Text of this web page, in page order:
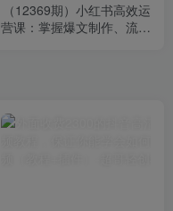
（12369期）小红书高效运
营课：掌握爆文制作、流量